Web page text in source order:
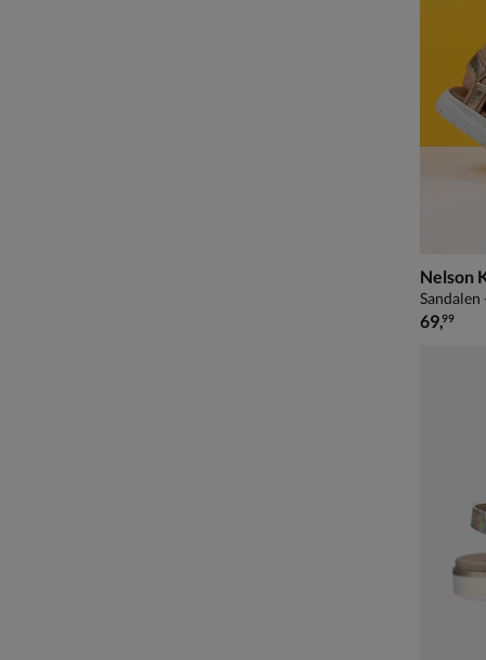
Nelson
Sandalen
€ 69,99
69,99